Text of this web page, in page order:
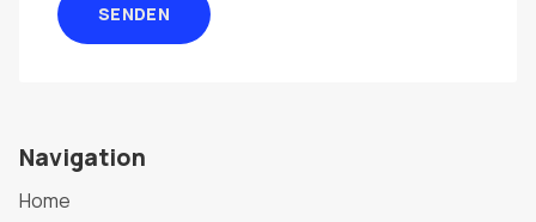
SENDEN
Navigation
Home